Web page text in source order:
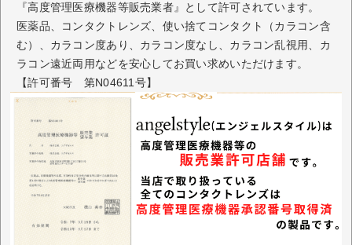
『高度管理医療機器等販売業者』として許可されています。
医薬品、コンタクトレンズ、使い捨てコンタクト（カラコン含
む）、カラコン度あり、カラコン度なし、カラコン乱視用、カ
ラコン遠近両用などを安心してお買い求めいただけます。
【許可番号 第N04611号】